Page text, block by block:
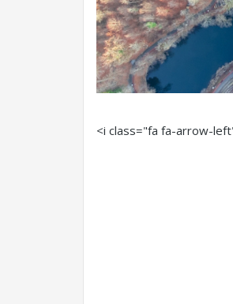
<i class="fa fa-arrow-